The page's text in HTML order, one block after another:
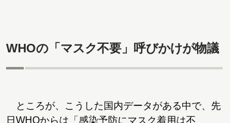
WHOの「マスク不要」呼びかけが物議
ところが、こうした国内データがある中で、先
日WHOからは「感染予防にマスク着用は不